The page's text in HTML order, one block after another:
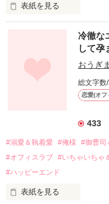
表紙を見る
幼なじみの哲平に淡い
しかし、ある出来事を
関係修復もできないま
引っ越すことになり、
それから約十二年後。
過去の傷から、二度と
運命のような再会を果た
酔った勢いで一夜を共に
さらに、美桜が初めてだ
冷徹な
して孕
おうぎ
総文字数
恋愛(オフ
433
#溺愛＆執着愛 #俺様 #御曹司
#オフィスラブ #いちゃいちゃ
#ハッピーエンド
表紙を見る